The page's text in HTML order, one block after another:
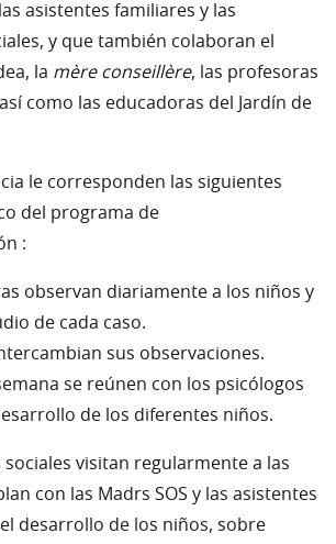
asistentes familiares y las
y que también colaboran el
la mère conseillère, las profesoras
como las educadoras del Jardín de
le corresponden las siguientes
del programa de
:
observan diariamente a los niños y
de cada caso.
sus observaciones.
se reúnen con los psicólogos
de los diferentes niños.
sociales visitan regularmente a las
con las Madrs SOS y las asistentes
desarrollo de los niños, sobre